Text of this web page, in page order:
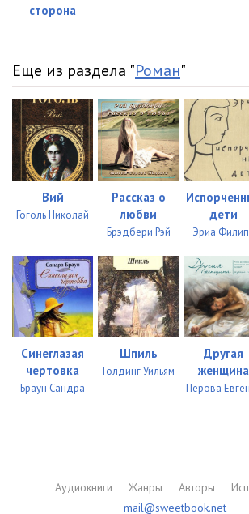
сторона
Еще из раздела "Роман"
Вий
Гоголь Николай
Рассказ о
любви
Брэдбери Рэй
дети
Эриа
Синеглазая
чертовка
Браун Сандра
Шпиль
Голдинг Уильям
Другая
женщина
Перова
Аудиокниги Жанры Авторы
mail@sweetbook.net